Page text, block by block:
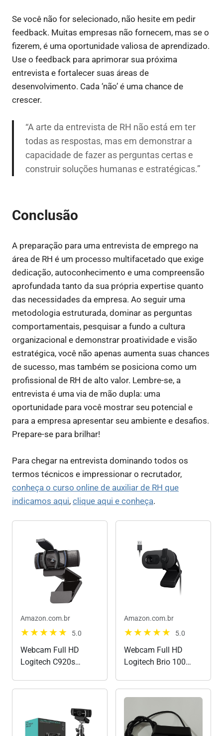
Se você não for selecionado, não hesite em pedir
feedback. Muitas empresas não fornecem, mas se o
fizerem, é uma oportunidade valiosa de aprendizado.
Use o feedback para aprimorar sua próxima
entrevista e fortalecer suas áreas de
desenvolvimento. Cada ‘não’ é uma chance de
crescer.
“A arte da entrevista de RH não está em ter
todas as respostas, mas em demonstrar a
capacidade de fazer as perguntas certas e
construir soluções humanas e estratégicas.”
Conclusão
A preparação para uma entrevista de emprego na
área de RH é um processo multifacetado que exige
dedicação, autoconhecimento e uma compreensão
aprofundada tanto da sua própria expertise quanto
das necessidades da empresa. Ao seguir uma
metodologia estruturada, dominar as perguntas
comportamentais, pesquisar a fundo a cultura
organizacional e demonstrar proatividade e visão
estratégica, você não apenas aumenta suas chances
de sucesso, mas também se posiciona como um
profissional de RH de alto valor. Lembre-se, a
entrevista é uma via de mão dupla: uma
oportunidade para você mostrar seu potencial e
para a empresa apresentar seu ambiente e desafios.
Prepare-se para brilhar!
Para chegar na entrevista dominando todos os
termos técnicos e impressionar o recrutador,
conheça o curso online de auxiliar de RH que
indicamos aqui, clique aqui e conheça.
Amazon.com.br
5.0
Webcam Full HD
Logitech C920s
Zoom/Teams/Meet
ou até Criação de
Amazon.com.br
5.0
Webcam Full HD
Logitech Brio 100
Privacidade, Correção
Automática de
Luz,Câmera Web para
Monitor - Grafite